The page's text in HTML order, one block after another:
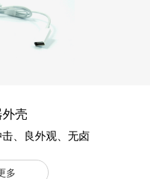
外壳
、良外观、无卤
多